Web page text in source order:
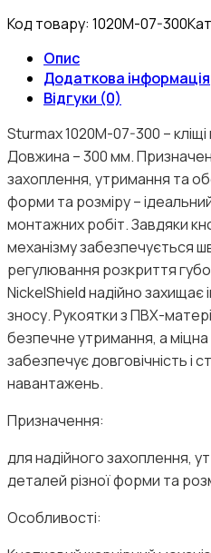
Код товару: 1020M-07-300
Опис
Додаткова інформація
Відгуки (0)
Sturmax 1020M-07-300 –
Довжина – 300 мм.
захоплення, утримання та
форми та розміру –
монтажних робіт. Завдяки
механізму забезпечується
регулювання розкриття
NickelShield надійно захищає
зносу. Рукоятки з ПВХ-
безпечне утримання, а міцна
забезпечує довговічність і
навантажень.
Призначення:
для надійного захоплення,
деталей різної форми та
Особливості: